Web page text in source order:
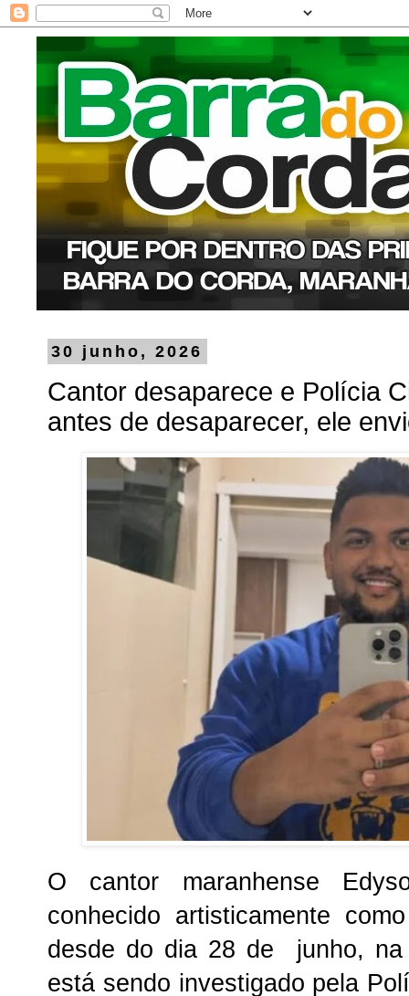
30 junho, 2026
Cantor desaparece e Polícia
antes de desaparecer, ele
O cantor maranhense
conhecido artisticamente
desde do dia 28 de junho,
está sendo investigado pela